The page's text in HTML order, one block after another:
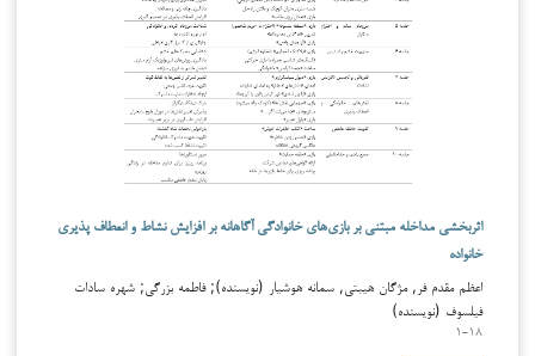
اثربخشی مداخله مبتنی بر بازی‌های خانوادگی آگاهانه بر افزایش نشاط و انعطاف پذیری
خانواده
اعظم مقدم فر, مژگان هیبتی, سمانه هوشیار (نویسنده); فاطمه بزرگی; شهره سادات
فیلسوف (نویسنده)
۱-۱۸